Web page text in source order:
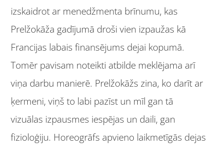
izskaidrot ar menedžmenta brīnumu, kas
Prelžokāža gadījumā droši vien izpaužas kā
Francijas labais finansējums dejai kopumā.
Tomēr pavisam noteikti atbilde meklējama arī
viņa darbu manierē. Prelžokāžs zina, ko darīt ar
ķermeni, viņš to labi pazīst un mīl gan tā
vizuālas izpausmes iespējas un daili, gan
fizioloģiju. Horeogrāfs apvieno laikmetīgās dejas